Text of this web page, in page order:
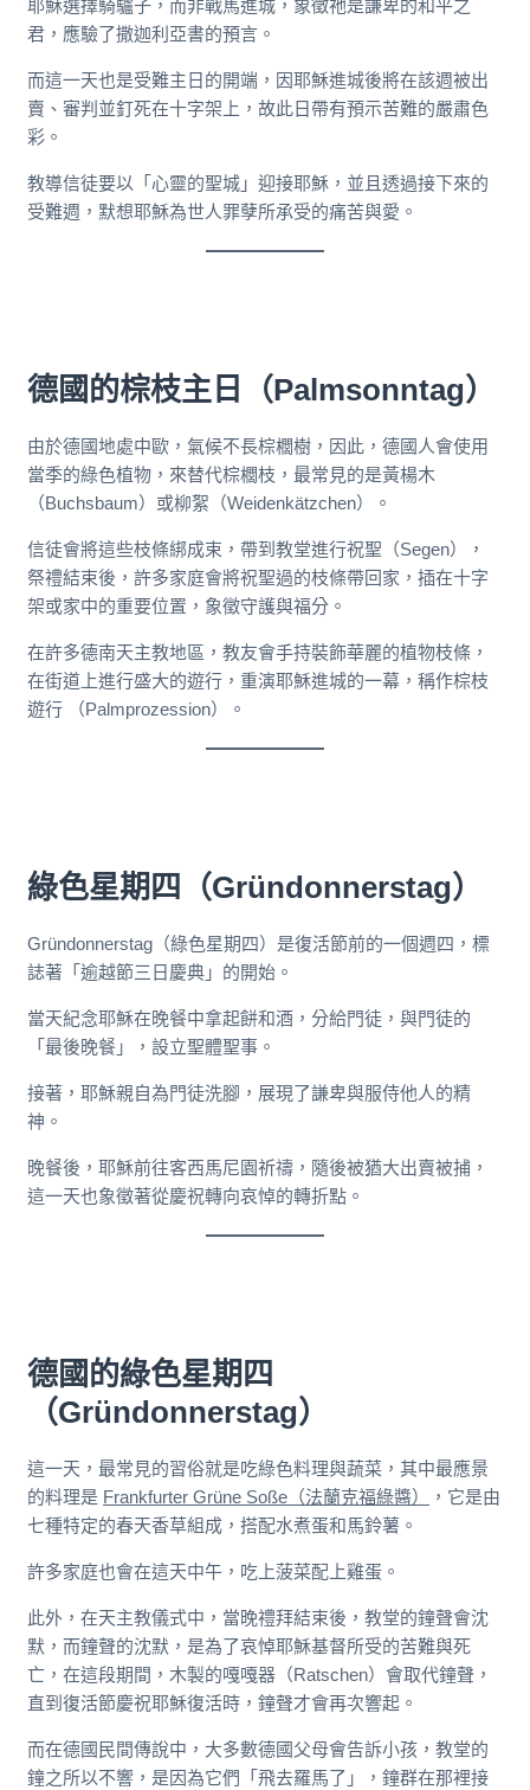
耶穌選擇騎驢子，而非戰馬進城，象徵祂是謙卑的和平之
君，應驗了撒迦利亞書的預言。
而這一天也是受難主日的開端，因耶穌進城後將在該週被出
賣、審判並釘死在十字架上，故此日帶有預示苦難的嚴肅色
彩。
教導信徒要以「心靈的聖城」迎接耶穌，並且透過接下來的
受難週，默想耶穌為世人罪孽所承受的痛苦與愛。
德國的棕枝主日（Palmsonntag）
由於德國地處中歐，氣候不長棕櫚樹，因此，德國人會使用
當季的綠色植物，來替代棕櫚枝，最常見的是黃楊木
（Buchsbaum）或柳絮（Weidenkätzchen）。
信徒會將這些枝條綁成束，帶到教堂進行祝聖（Segen），
祭禮結束後，許多家庭會將祝聖過的枝條帶回家，插在十字
架或家中的重要位置，象徵守護與福分。
在許多德南天主教地區，教友會手持裝飾華麗的植物枝條，
在街道上進行盛大的遊行，重演耶穌進城的一幕，稱作棕枝
遊行 （Palmprozession）。
綠色星期四（Gründonnerstag）
Gründonnerstag（綠色星期四）是復活節前的一個週四，標
誌著「逾越節三日慶典」的開始。
當天紀念耶穌在晚餐中拿起餅和酒，分給門徒，與門徒的
「最後晚餐」，設立聖體聖事。
接著，耶穌親自為門徒洗腳，展現了謙卑與服侍他人的精
神。
晚餐後，耶穌前往客西馬尼園祈禱，隨後被猶大出賣被捕，
這一天也象徵著從慶祝轉向哀悼的轉折點。
德國的綠色星期四
（Gründonnerstag）
這一天，最常見的習俗就是吃綠色料理與蔬菜，其中最應景
的料理是 Frankfurter Grüne Soße（法蘭克福綠醬）
，它是由
七種特定的春天香草組成，搭配水煮蛋和馬鈴薯。
許多家庭也會在這天中午，吃上菠菜配上雞蛋。
此外，在天主教儀式中，當晚禮拜結束後，教堂的鐘聲會沈
默，而鐘聲的沈默，是為了哀悼耶穌基督所受的苦難與死
亡，在這段期間，木製的嘎嘎器（Ratschen）會取代鐘聲，
直到復活節慶祝耶穌復活時，鐘聲才會再次響起。
而在德國民間傳說中，大多數德國父母會告訴小孩，教堂的
鐘之所以不響，是因為它們「飛去羅馬了」，鐘群在那裡接